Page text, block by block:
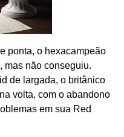
ponta, o hexacampeão
mas não conseguiu.
de largada, o britânico
volta, com o abandono
em sua Red